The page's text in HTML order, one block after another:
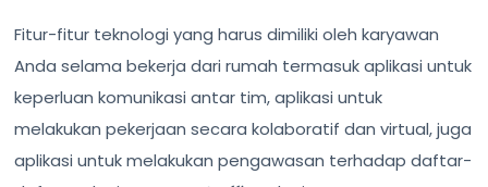
Fitur-fitur teknologi yang harus dimiliki oleh karyawan
Anda selama bekerja dari rumah termasuk aplikasi untuk
keperluan komunikasi antar tim, aplikasi untuk
melakukan pekerjaan secara kolaboratif dan virtual, juga
aplikasi untuk melakukan pengawasan terhadap daftar-